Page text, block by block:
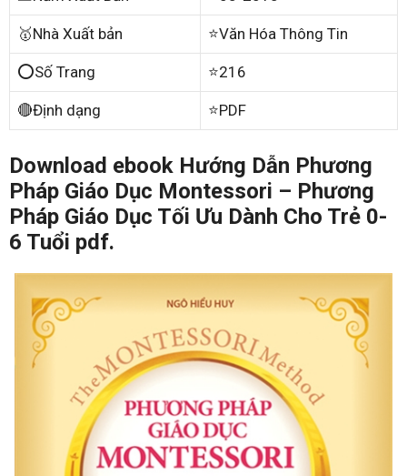
🥇Nhà Xuất bản ⭐Văn Hóa Thông Tin
⭕Số Trang ⭐216
🔴Định dạng ⭐PDF
Download ebook Hướng Dẫn Phương
Pháp Giáo Dục Montessori – Phương
Pháp Giáo Dục Tối Ưu Dành Cho Trẻ 0-
6 Tuổi pdf.